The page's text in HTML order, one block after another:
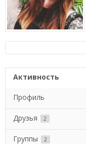
Активность
Профиль
Друзья 2
Группы 2